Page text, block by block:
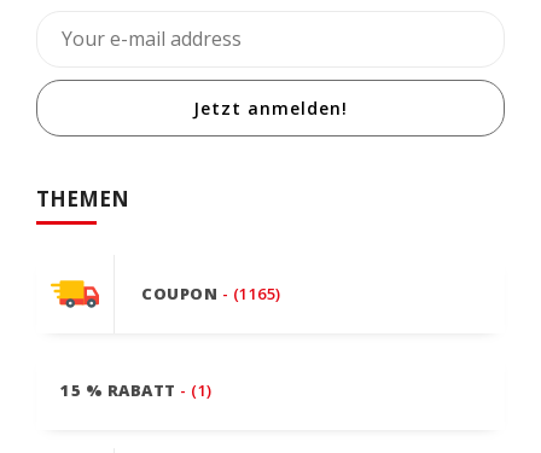
Jetzt anmelden!
THEMEN
COUPON - (1165)
15 % RABATT - (1)